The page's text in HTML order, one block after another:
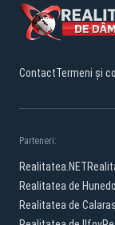
ContactTermeni și
Parteneri:
Realitatea.NET
Realitatea de
Realitatea de